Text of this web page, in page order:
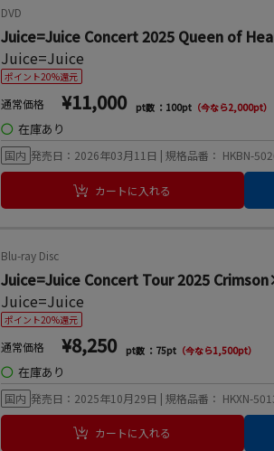
DVD
Juice=Juice Concert 2025 Queen of
Juice=Juice
ポイント20%還元
通常価格 ¥11,000 pt数 ：100pt （今なら2,000pt）
◯ 在庫あり
国内 発売日：2026年03月11日 | 規格品番： HKBN-
カートに入れる
Blu-ray Disc
Juice=Juice Concert Tour 2025
Juice=Juice
ポイント20%還元
通常価格 ¥8,250 pt数 ：75pt （今なら1,500pt）
◯ 在庫あり
国内 発売日：2025年10月29日 | 規格品番： HKXN-
カートに入れる